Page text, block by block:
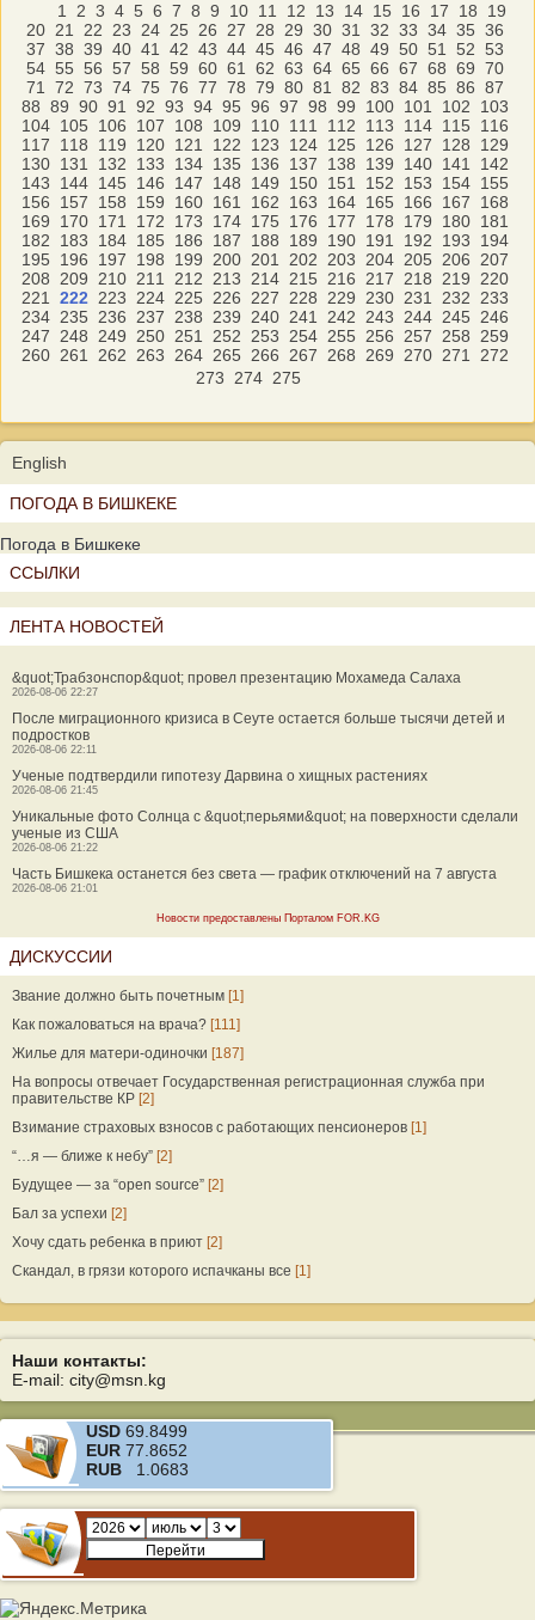
1 2 3 4 5 6 7 8 9 10 11 12 13 14 15 16 17 18
19
20 21 22 23 24 25 26 27 28 29 30 31 32 33 34 35 36
37 38 39 40 41 42 43 44 45 46 47 48 49 50 51 52 53
54 55 56 57 58 59 60 61 62 63 64 65 66 67 68 69 70
71
72 73 74 75 76 77 78 79 80 81 82 83 84 85 86 87
88 89 90 91 92 93 94 95 96 97 98 99 100 101 102
103
104 105 106 107 108 109 110 111 112 113 114 115
116
117
118 119 120 121 122 123 124 125 126 127 128
129
130 131 132 133 134 135 136 137 138 139 140 141
142
143
144 145 146 147 148 149 150 151 152 153 154 155
156
157 158 159 160 161 162 163 164 165 166 167
168
169
170 171 172 173 174 175 176 177 178 179 180 181
182
183 184 185 186 187 188 189 190 191 192 193
194
195
196 197 198 199 200 201 202 203 204 205 206
207
208
209 210 211 212 213 214 215 216 217 218 219
220
221
222 223 224 225 226 227 228 229 230 231 232
233
234 235 236 237 238 239 240 241 242 243 244 245
246
247
248 249 250 251 252 253 254 255 256 257 258
259
260 261 262 263 264 265 266 267 268 269 270 271
272
273
274 275
English
ПОГОДА В БИШКЕКЕ
Погода в Бишкеке
ССЫЛКИ
ЛЕНТА НОВОСТЕЙ
&quot;Трабзонспор&quot; провел презентацию Мохамеда Салаха
2026-08-06 22:27
После миграционного кризиса в Сеуте остается больше тысячи детей и
подростков
2026-08-06 22:11
Ученые подтвердили гипотезу Дарвина о хищных растениях
2026-08-06 21:45
Уникальные фото Солнца с &quot;перьями&quot; на поверхности сделали
ученые из США
2026-08-06 21:22
Часть Бишкека останется без света — график отключений на 7 августа
2026-08-06 21:01
Новости предоставлены Порталом FOR.KG
ДИСКУССИИ
Звание должно быть почетным [1]
Как пожаловаться на врача? [111]
Жилье для матери-одиночки [187]
На вопросы отвечает Государственная регистрационная служба при
правительстве КР [2]
Взимание страховых взносов с работающих пенсионеров [1]
“…я — ближе к небу” [2]
Будущее — за “open source” [2]
Бал за успехи [2]
Хочу сдать ребенка в приют [2]
Скандал, в грязи которого испачканы все [1]
Наши контакты:
E-mail: city@msn.kg
USD 69.8499
EUR 77.8652
RUB 1.0683